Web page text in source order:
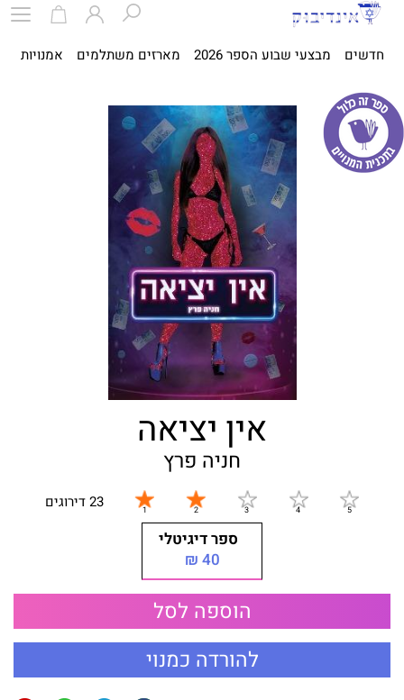
חדשים מבצעי שבוע הספר 2026 מארזים משתלמים אמנויות
אין יציאה
חניה פרץ
23 דירוגים
ספר דיגיטלי
40 ₪
הוספה לסל
להורדה כמנוי